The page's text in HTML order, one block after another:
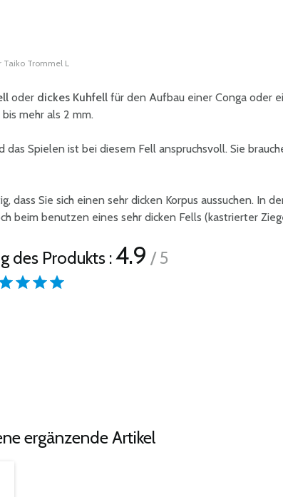
Taiko Trommel L
oder dickes Kuhfell für den Aufbau einer Conga oder
mehr als 2 mm.
das Spielen ist bei diesem Fell anspruchsvoll. Sie
dass Sie sich einen sehr dicken Korpus aussuchen. In
beim benutzen eines sehr dicken Fells (kastrierter
des Produkts :4.9 / 5
ergänzende Artikel